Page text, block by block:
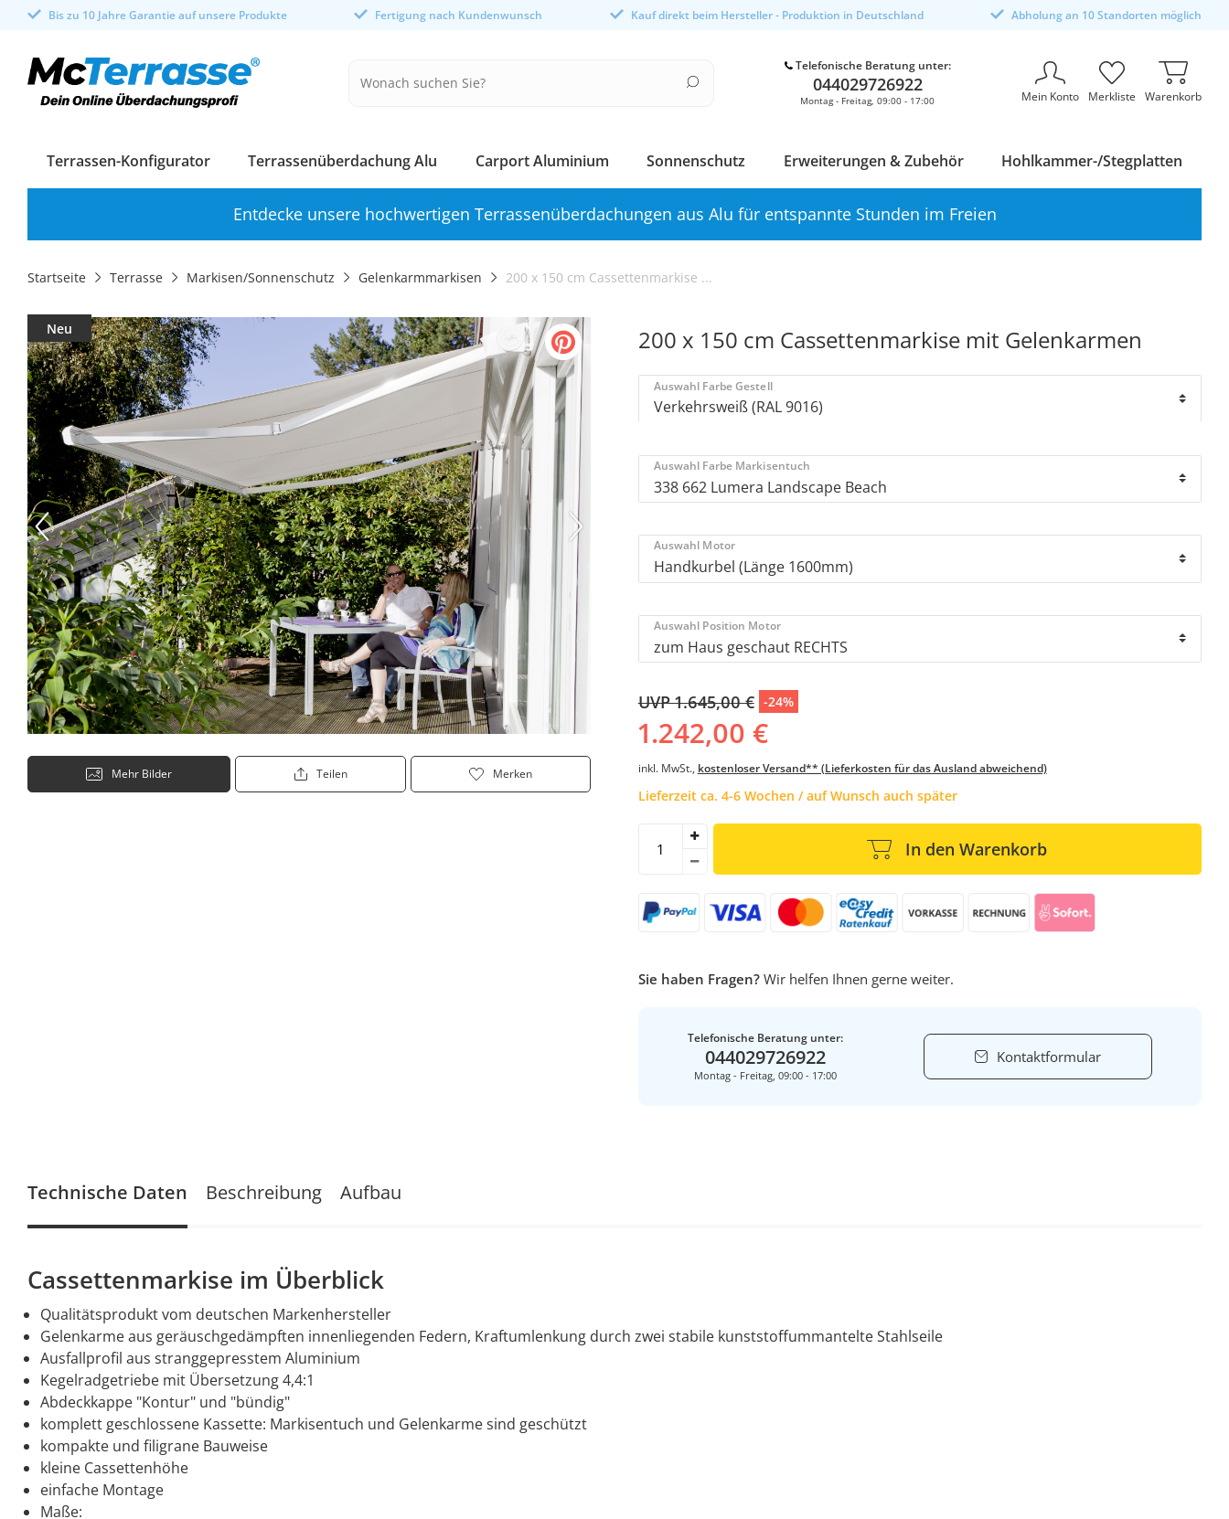
Bis zu 10 Jahre Garantie auf unsere Produkte Fertigung nach Kundenwunsch Kauf direkt beim Hersteller - Produktion in Deutschland Abholung an 10 Standorten möglich
Telefonische Beratung unter:
044029726922
Montag - Freitag, 09:00 - 17:00 Mein Konto Merkliste Warenkorb
Terrassen-Konfigurator Terrassenüberdachung Alu Carport Aluminium Sonnenschutz Erweiterungen & Zubehör Hohlkammer-/Stegplatten
Entdecke unsere hochwertigen Terrassenüberdachungen aus Alu für entspannte Stunden im Freien
Startseite Terrasse Markisen/Sonnenschutz Gelenkarmmarkisen 200 x 150 cm Cassettenmarkise ...
Neu
Mehr Bilder Teilen Merken
200 x 150 cm Cassettenmarkise mit Gelenkarmen
Auswahl Farbe Gestell
Auswahl Farbe Markisentuch
Auswahl Motor
Auswahl Position Motor
UVP 1.645,00 € -24%
1.242,00 €
inkl. MwSt., kostenloser Versand** (Lieferkosten für das Ausland abweichend)
Lieferzeit ca. 4-6 Wochen / auf Wunsch auch später
In den Warenkorb
Sie haben Fragen?Wir helfen Ihnen gerne weiter.
Kontaktformular
Telefonische Beratung unter:
044029726922
Montag - Freitag, 09:00 - 17:00
Technische Daten
Cassettenmarkise im Überblick
Qualitätsprodukt vom deutschen Markenhersteller
Gelenkarme aus geräuschgedämpften innenliegenden Federn, Kraftumlenkung durch zwei stabile kunststoffummantelte Stahlseile
Ausfallprofil aus stranggepresstem Aluminium
Kegelradgetriebe mit Übersetzung 4,4:1
Abdeckkappe "Kontur" und "bündig"
komplett geschlossene Kassette: Markisentuch und Gelenkarme sind geschützt
kompakte und filigrane Bauweise
kleine Cassettenhöhe
einfache Montage
Maße:
Beschreibung Aufbau